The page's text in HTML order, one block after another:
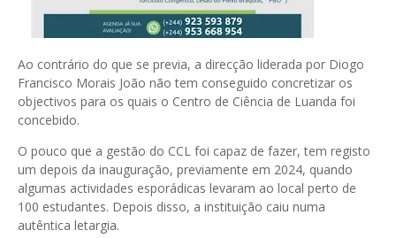
Ao contrário do que se previa, a direcção liderada por Diogo
Francisco Morais João não tem conseguido concretizar os
objectivos para os quais o Centro de Ciência de Luanda foi
concebido.
O pouco que a gestão do CCL foi capaz de fazer, tem registo
um depois da inauguração, previamente em 2024, quando
algumas actividades esporádicas levaram ao local perto de
100 estudantes. Depois disso, a instituição caiu numa
autêntica letargia.